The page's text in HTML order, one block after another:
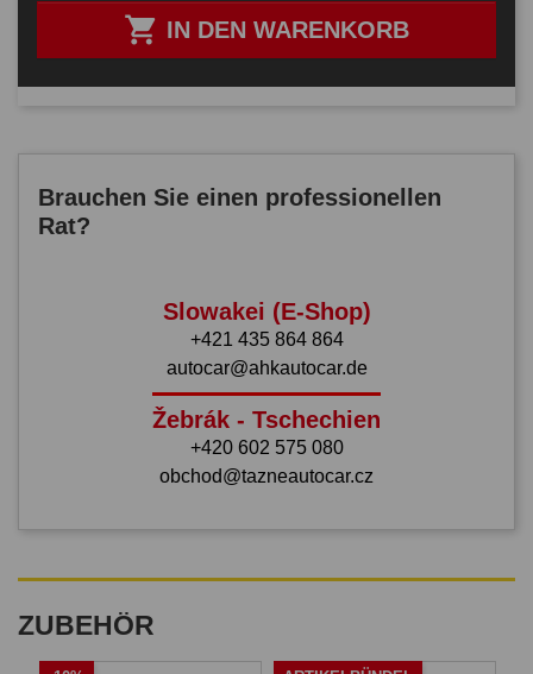
 IN DEN WARENKORB
Brauchen Sie einen professionellen
Rat?
Slowakei (E-Shop)
+421 435 864 864
autocar@ahkautocar.de
Žebrák - Tschechien
+420 602 575 080
obchod@tazneautocar.cz
ZUBEHÖR